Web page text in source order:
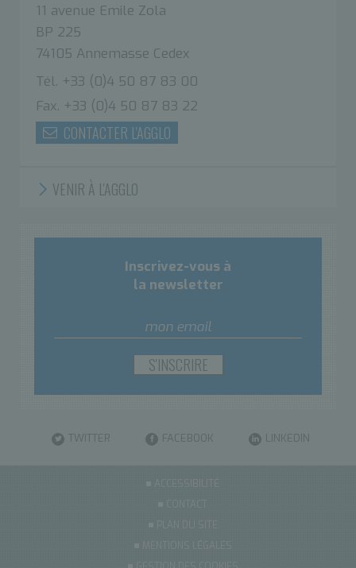
11 avenue Emile Zola
BP 225
74105 Annemasse Cedex
Tél. +33 (0)4 50 87 83 00
Fax. +33 (0)4 50 87 83 22
CONTACTER L'AGGLO
VENIR À L'AGGLO
Inscrivez-vous à
la newsletter
TWITTER FACEBOOK LINKEDIN
ACCESSIBILITÉ
CONTACT
PLAN DU SITE
MENTIONS LÉGALES